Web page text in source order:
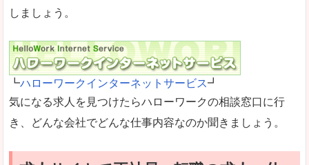
しましょう。
┗ハローワークインターネットサービス┛
気になる求人を見つけたらハローワークの相談窓口に行
き、どんな会社でどんな仕事内容なのか聞きましょう。